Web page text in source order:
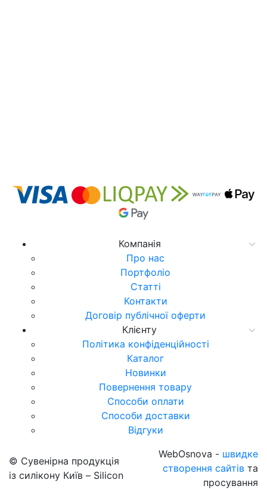
Компанія
Про нас
Портфоліо
Статті
Контакти
Договір публічної оферти
Клієнту
Політика конфіденційності
Каталог
Новинки
Повернення товару
Способи оплати
Способи доставки
Відгуки
© Сувенірна продукція
із силікону Київ – Silicon
WebOsnova - швидке
створення сайтів та
просування